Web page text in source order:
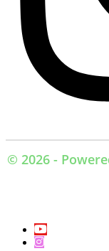
© 2026 -